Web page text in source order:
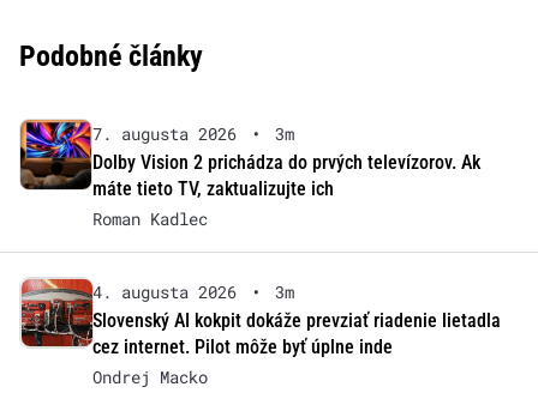
Podobné články
7. augusta 2026 •
3m
Dolby Vision 2 prichádza do prvých televízorov. Ak
máte tieto TV, zaktualizujte ich
Roman Kadlec
4. augusta 2026 •
3m
Slovenský AI kokpit dokáže prevziať riadenie lietadla
cez internet. Pilot môže byť úplne inde
Ondrej Macko